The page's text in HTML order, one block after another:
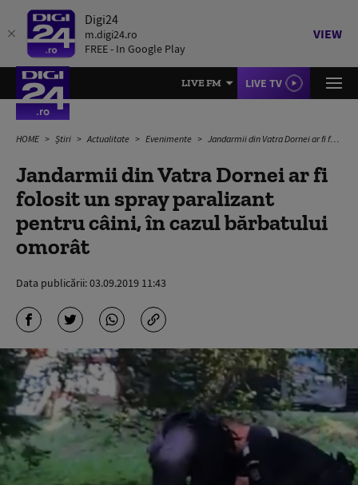
Digi24
m.digi24.ro
FREE - In Google Play
VIEW
LIVE FM LIVE TV
HOME Știri Actualitate Evenimente Jandarmii din Vatra Dornei ar fi folosit un spray paralizant pentru câini, în cazul bărbatului omorât
Jandarmii din Vatra Dornei ar fi
folosit un spray paralizant
pentru câini, în cazul bărbatului
omorât
Data publicării:03.09.2019 11:43